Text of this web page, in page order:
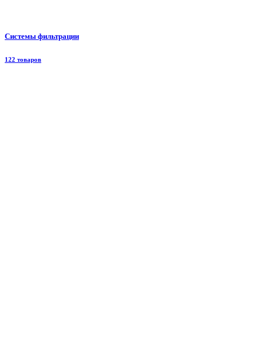
Системы фильтрации
122 товаров